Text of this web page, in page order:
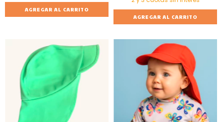
AGREGAR AL CARRITO
AGREGAR AL CARRITO